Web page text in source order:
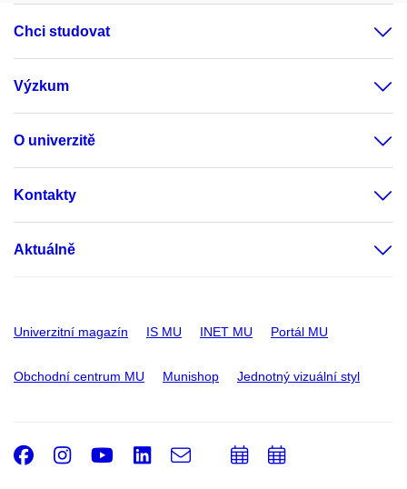
Chci studovat
Výzkum
O univerzitě
Kontakty
Aktuálně
Univerzitní magazín IS MU INET MU Portál MU
Obchodní centrum MU Munishop Jednotný vizuální styl
Facebook
Instagram
Youtube
LinkedIn
e-
Email
PřidatPřidat